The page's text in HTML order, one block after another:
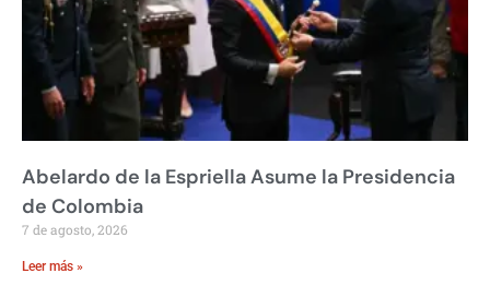
Abelardo de la Espriella Asume la Presidencia
de Colombia
7 de agosto, 2026
Leer más »